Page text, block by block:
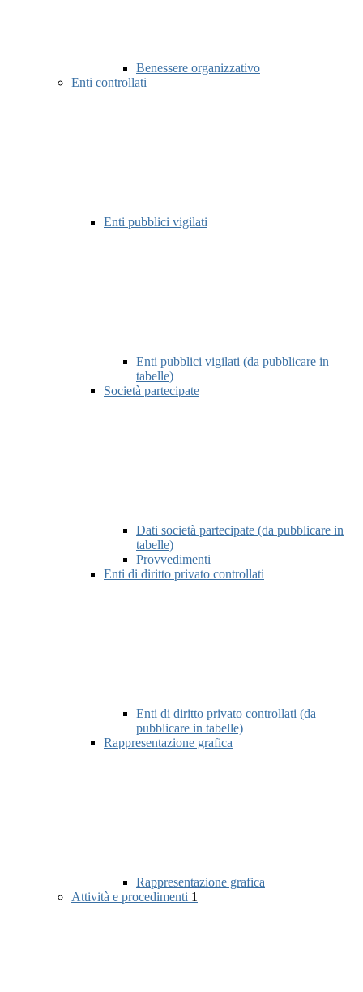
Benessere organizzativo
Enti controllati
Enti pubblici vigilati
Enti pubblici vigilati (da pubblicare in
tabelle)
Società partecipate
Dati società partecipate (da pubblicare in
tabelle)
Provvedimenti
Enti di diritto privato controllati
Enti di diritto privato controllati (da
pubblicare in tabelle)
Rappresentazione grafica
Rappresentazione grafica
Attività e procedimenti 1